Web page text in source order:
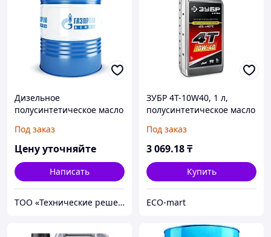
Дизельное
полусинтетическое масло
Premium 5W-40 Евро-4
205л.
Под заказ
Цену уточняйте
Написать
ТОО «Технические решения»
ЗУБР 4Т-10W40, 1 л,
полусинтетическое масло
двигателей, EXTRA (70611-
1)
Под заказ
3 069.18₸
Купить
ECO-mart